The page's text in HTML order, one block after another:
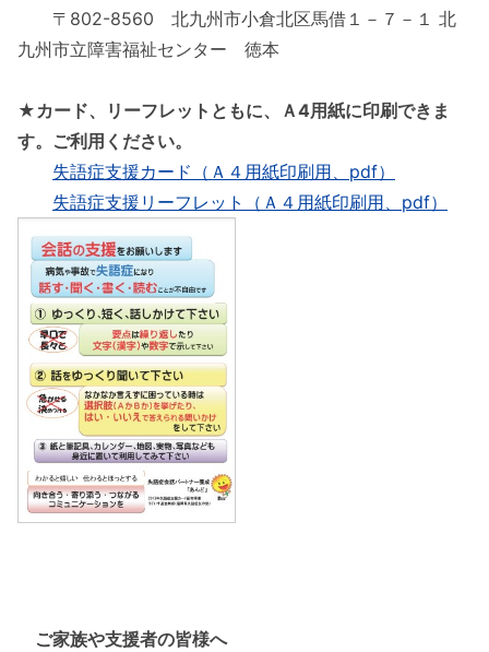
〒802-8560 北九州市小倉北区馬借１－７－１ 北
九州市立障害福祉センター 徳本
★カード、リーフレットともに、Ａ4用紙に印刷できま
す。ご利用ください。
失語症支援カード（Ａ４用紙印刷用、pdf）
失語症支援リーフレット（Ａ４用紙印刷用、pdf）
ご家族や支援者の皆様へ